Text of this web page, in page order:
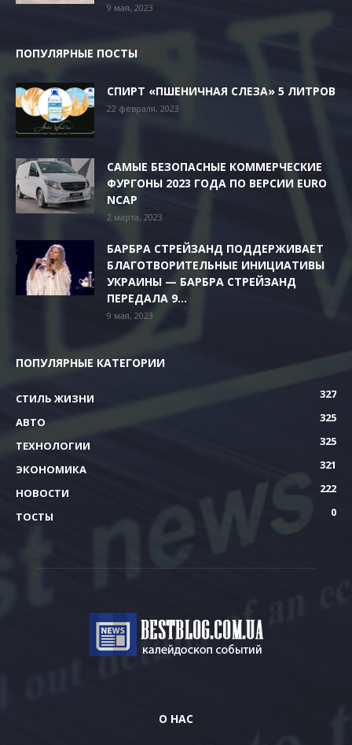
9 мая, 2023
ПОПУЛЯРНЫЕ ПОСТЫ
СПИРТ «ПШЕНИЧНАЯ СЛЕЗА» 5 ЛИТРОВ
22 февраля, 2023
САМЫЕ БЕЗОПАСНЫЕ КОММЕРЧЕСКИЕ
ФУРГОНЫ 2023 ГОДА ПО ВЕРСИИ EURO
NCAP
2 марта, 2023
БАРБРА СТРЕЙЗАНД ПОДДЕРЖИВАЕТ
БЛАГОТВОРИТЕЛЬНЫЕ ИНИЦИАТИВЫ
УКРАИНЫ — БАРБРА СТРЕЙЗАНД
ПЕРЕДАЛА 9...
9 мая, 2023
ПОПУЛЯРНЫЕ КАТЕГОРИИ
СТИЛЬ ЖИЗНИ
327
АВТО
325
ТЕХНОЛОГИИ
325
ЭКОНОМИКА
321
НОВОСТИ
222
ТОСТЫ
0
О НАС